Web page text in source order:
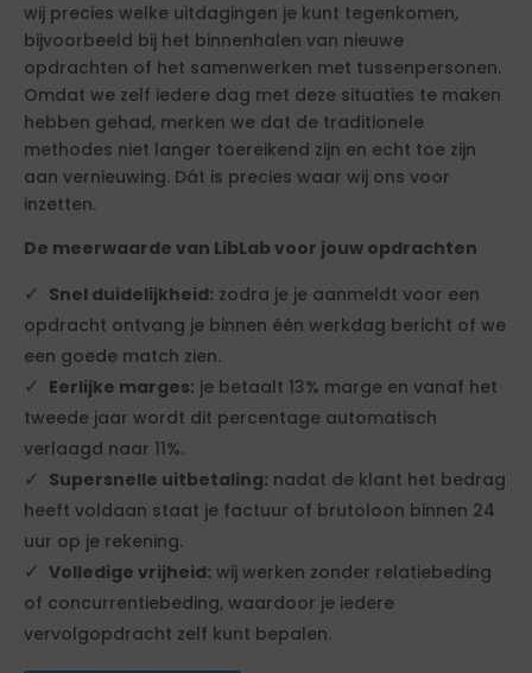
wij precies welke uitdagingen je kunt tegenkomen,
bijvoorbeeld bij het binnenhalen van nieuwe
opdrachten of het samenwerken met tussenpersonen.
Omdat we zelf iedere dag met deze situaties te maken
hebben gehad, merken we dat de traditionele
methodes niet langer toereikend zijn en echt toe zijn
aan vernieuwing. Dát is precies waar wij ons voor
inzetten.
De meerwaarde van LibLab voor jouw opdrachten
Snel duidelijkheid: zodra je je aanmeldt voor een
opdracht ontvang je binnen één werkdag bericht of we
een goede match zien.
Eerlijke marges: je betaalt 13% marge en vanaf het
tweede jaar wordt dit percentage automatisch
verlaagd naar 11%.
Supersnelle uitbetaling: nadat de klant het bedrag
heeft voldaan staat je factuur of brutoloon binnen 24
uur op je rekening.
Volledige vrijheid: wij werken zonder relatiebeding
of concurrentiebeding, waardoor je iedere
vervolgopdracht zelf kunt bepalen.